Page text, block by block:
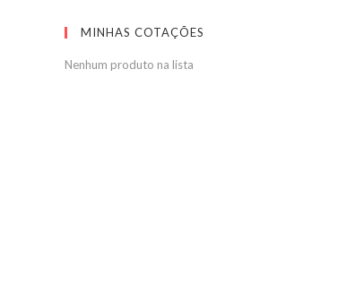
MINHAS COTAÇÕES
Nenhum produto na lista